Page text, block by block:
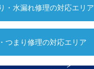
・水漏れ修理の対応エリア
つまり修理の対応エリア